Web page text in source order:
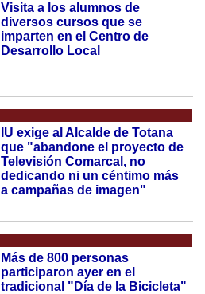
Visita a los alumnos de
diversos cursos que se
imparten en el Centro de
Desarrollo Local
IU exige al Alcalde de Totana
que "abandone el proyecto de
Televisión Comarcal, no
dedicando ni un céntimo más
a campañas de imagen"
Más de 800 personas
participaron ayer en el
tradicional "Día de la Bicicleta"